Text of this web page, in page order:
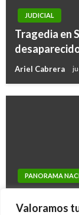
Valoramos
JUDICIAL
Tragedia en
Ariel Cabrera
PANORAMA
BOGOTÁ
Hasta el 20